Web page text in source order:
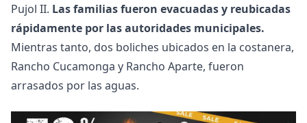
Pujol II. Las familias fueron evacuadas y reubicadas
rápidamente por las autoridades municipales.
Mientras tanto, dos boliches ubicados en la costanera,
Rancho Cucamonga y Rancho Aparte, fueron
arrasados por las aguas.